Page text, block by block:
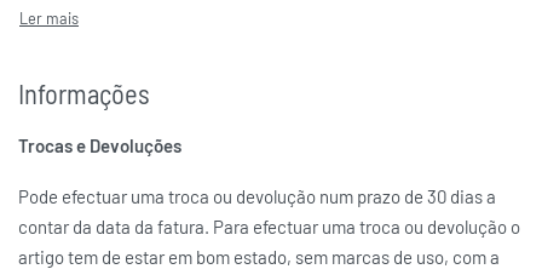
MARCAS
Informações
Trocas e Devoluções
Pode efectuar uma troca ou devolução num prazo de 30 dias a
contar da data da fatura. Para efectuar uma troca ou devolução o
artigo tem de estar em bom estado, sem marcas de uso, com a